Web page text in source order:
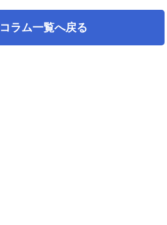
コラム一覧へ戻る